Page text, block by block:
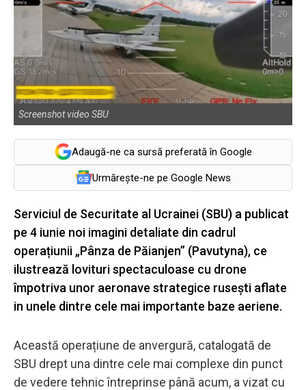
Screenshot video SBU
Adaugă-ne ca sursă preferată în Google
Urmărește-ne pe Google News
Serviciul de Securitate al Ucrainei (SBU) a publicat
pe 4 iunie noi imagini detaliate din cadrul
operațiunii „Pânza de Păianjen” (Pavutyna), ce
ilustrează lovituri spectaculoase cu drone
împotriva unor aeronave strategice rusești aflate
in unele dintre cele mai importante baze aeriene.
Această operațiune de anvergură, catalogată de
SBU drept una dintre cele mai complexe din punct
de vedere tehnic întreprinse până acum, a vizat cu